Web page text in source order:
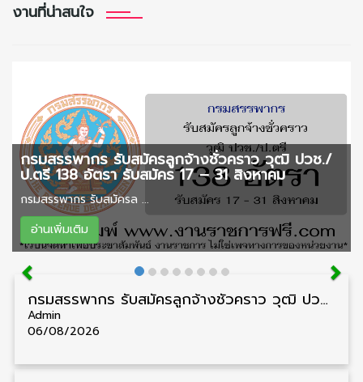
งานที่น่าสนใจ
กรมสรรพากร รับสมัครลูกจ้างชั่วคราว วุฒิ ปวช./
ป.ตรี 138 อัตรา รับสมัคร 17 – 31 สิงหาคม
กรมสรรพากร รับสมัครล ...
อ่านเพิ่มเติม
กรมสรรพากร รับสมัครลูกจ้างชั่วคราว วุฒิ ปวช./ป.ตรี 138 อัตรา รับสมัคร 17 – 31 สิงหาคม
Admin
06/08/2026